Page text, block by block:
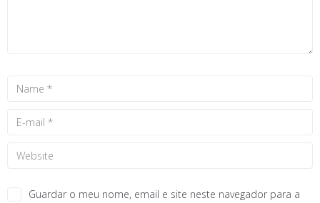
Guardar o meu nome, email e site neste navegador para a